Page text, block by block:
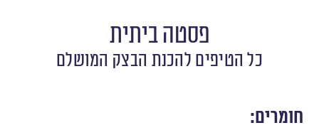
פסטה ביתית
כל הטיפים להכנת הבצק המושלם
חומרים: